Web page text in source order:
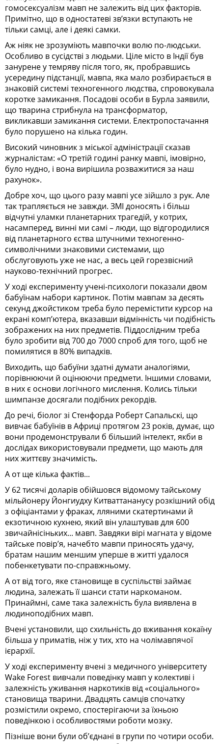
гомосексуалізм мавп не залежить від цих факторів.
Примітно, що в одностатеві зв’язки вступають не
тільки самці, але і деякі самки.
Аж ніяк не зрозуміють мавпочки волю по-людськи.
Особливо в сусідстві з людьми. Ціле місто в Індії був
занурене у темряву після того, як, пробравшись
усередину підстанції, мавпа, яка мало розбирається в
знаковій системі техногенного людства, спровокувала
коротке замикання. Посадові особи в Бурла заявили,
що тварина стрибнула на трансформатор,
викликавши замикання системи. Електропостачання
було порушено на кілька годин.
Високий чиновник з міської адміністрації сказав
журналістам: «О третій годині ранку мавпі, імовірно,
було нудно, і вона вирішила розважитися за наш
рахунок».
Добре хоч, що цього разу мавпі усе зійшло з рук. Але
так трапляється не завжди. ЗМІ доносять і більш
відчутні уламки планетарних трагедій, у котрих,
насамперед, винні ми самі – люди, що відгородилися
від планетарного єства штучними техногенно-
символічними знаковими системами, що
обслуговують уже не нас, а весь цей горезвісний
науково-технічний прогрес.
У ході експерименту учені-психологи показали двом
бабуїнам набори картинок. Потім мавпам за десять
секунд джойстиком треба було перемістити курсор на
екрані комп’ютера, вказавши відмінність чи подібність
зображених на них предметів. Піддослідним треба
було зробити від 700 до 7000 спроб для того, щоб не
помилятися в 80% випадків.
Виходить, що бабуїни здатні думати аналогіями,
порівнюючи й оцінюючи предмети. Іншими словами,
в них є основи логічного мислення. Колись тільки
шимпанзе досягали подібних рекордів.
До речі, біолог зі Стенфорда Роберт Сапальскі, що
вивчає бабуїнів в Африці протягом 23 років, думає, що
вони продемонстрували б більший інтелект, якби в
дослідах використовували предмети, що мають для
них життєву значимість.
А от ще кілька фактів...
У 62 тисячі доларів обійшовся відомому тайському
мільйонеру Йонгиудху Китваттананусу розкішний обід
з офіціантами у фраках, лляними скатертинами й
екзотичною кухнею, який він улаштував для 600
звичайнісіньких... мавп. Завдяки вірі магната у відоме
тайське повір’я, начебто мавпи приносять удачу,
братам нашим меншим уперше в житті удалося
побенкетувати по-справжньому.
А от від того, яке становище в суспільстві займає
людина, залежать її шанси стати наркоманом.
Принаймні, саме така залежність була виявлена в
людиноподібних мавп.
Вчені установили, що схильність до вживання кокаїну
більша у приматів, ніж у тих, хто на чолімавпячої
ієрархії.
У ході експерименту вчені з медичного університету
Wake Forest вивчали поведінку мавп у колективі і
залежність уживання наркотиків від «соціального»
становища тварини. Двадцять самців спочатку
розмістили окремо, спостерігаючи за їхньою
поведінкою і особливостями роботи мозку.
Пізніше вони були об’єднані в групи по чотири особи.